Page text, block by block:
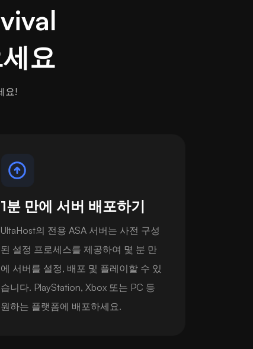
요
요!
1분 만에 서버 배포하기
UltaHost의 전용 ASA 서버는 사전 구성
된 설정 프로세스를 제공하여 몇 분 만
에 서버를 설정, 배포 및 플레이할 수 있
습니다. PlayStation, Xbox 또는 PC 등
원하는 플랫폼에 배포하세요.